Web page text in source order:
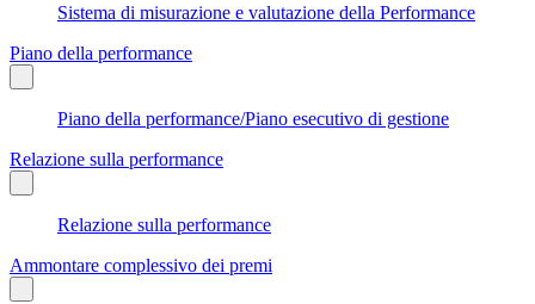
Sistema di misurazione e valutazione della Performance
Piano della performance
Piano della performance/Piano esecutivo di gestione
Relazione sulla performance
Relazione sulla performance
Ammontare complessivo dei premi